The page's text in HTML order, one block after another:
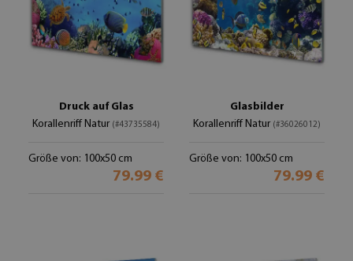
Druck auf Glas
Korallenriff Natur (#43735584)
Größe von: 100x50 cm
79.99 €
Glasbilder
Korallenriff Natur (#36026012)
Größe von: 100x50 cm
79.99 €